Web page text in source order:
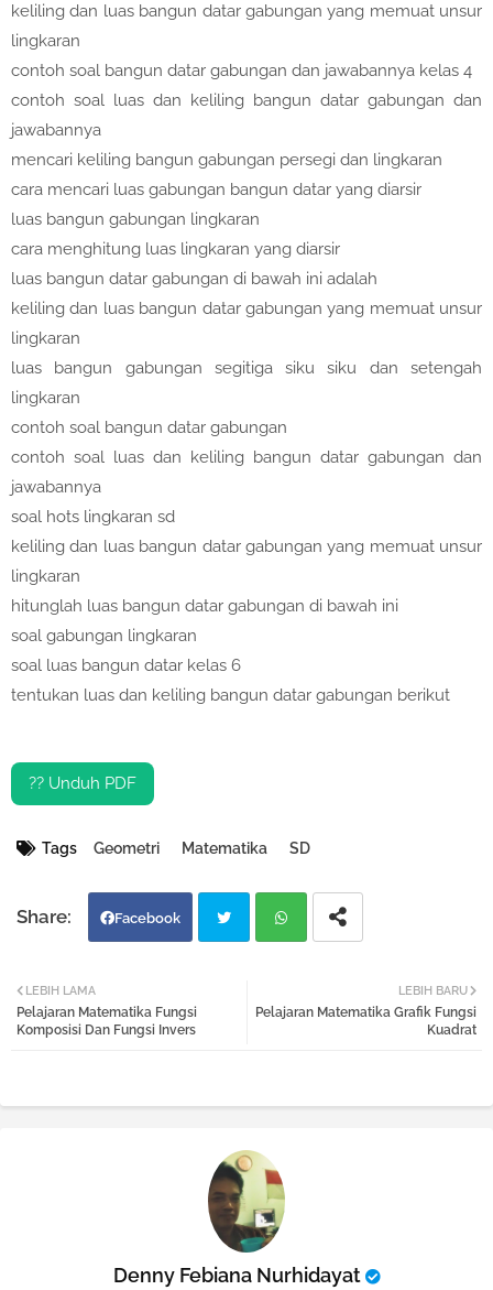
keliling dan luas bangun datar gabungan yang memuat unsur
lingkaran
contoh soal bangun datar gabungan dan jawabannya kelas 4
contoh soal luas dan keliling bangun datar gabungan dan
jawabannya
mencari keliling bangun gabungan persegi dan lingkaran
cara mencari luas gabungan bangun datar yang diarsir
luas bangun gabungan lingkaran
cara menghitung luas lingkaran yang diarsir
luas bangun datar gabungan di bawah ini adalah
keliling dan luas bangun datar gabungan yang memuat unsur
lingkaran
luas bangun gabungan segitiga siku siku dan setengah
lingkaran
contoh soal bangun datar gabungan
contoh soal luas dan keliling bangun datar gabungan dan
jawabannya
soal hots lingkaran sd
keliling dan luas bangun datar gabungan yang memuat unsur
lingkaran
hitunglah luas bangun datar gabungan di bawah ini
soal gabungan lingkaran
soal luas bangun datar kelas 6
tentukan luas dan keliling bangun datar gabungan berikut
?? Unduh PDF
Tags Geometri Matematika SD
Facebook
atsa
LEBIH BARU
Pelajaran Matematika Grafik Fungsi
Kuadrat
LEBIH LAMA
Pelajaran Matematika Fungsi
Komposisi Dan Fungsi Invers
Denny Febiana Nurhidayat